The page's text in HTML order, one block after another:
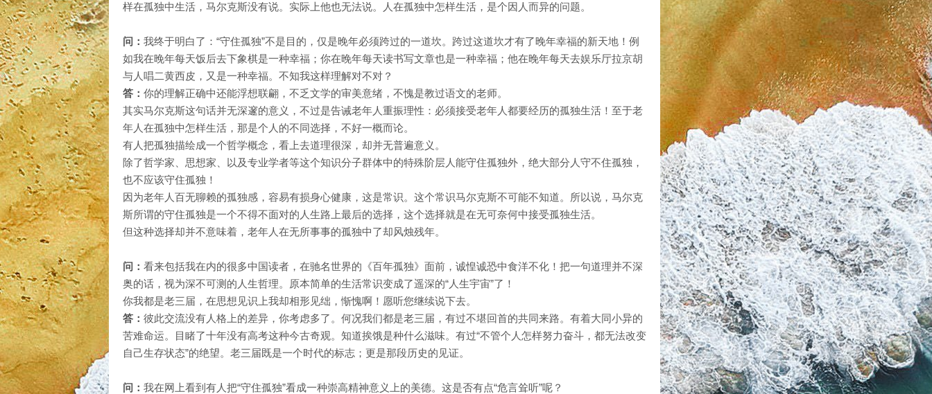
样在孤独中生活，马尔克斯没有说。实际上他也无法说。人在孤独中怎样生活，是个因人而异的问题。
问： 我终于明白了：“守住孤独”不是目的，仅是晚年必须跨过的一道坎。跨过这道坎才有了晚年幸福的新天地！例
如我在晚年每天饭后去下象棋是一种幸福；你在晚年每天读书写文章也是一种幸福；他在晚年每天去娱乐厅拉京胡
与人唱二黄西皮，又是一种幸福。不知我这样理解对不对？
答： 你的理解正确中还能浮想联翩，不乏文学的审美意绪，不愧是教过语文的老师。
其实马尔克斯这句话并无深邃的意义，不过是告诫老年人重振理性：必须接受老年人都要经历的孤独生活！至于老
年人在孤独中怎样生活，那是个人的不同选择，不好一概而论。
有人把孤独描绘成一个哲学概念，看上去道理很深，却并无普遍意义。
除了哲学家、思想家、以及专业学者等这个知识分子群体中的特殊阶层人能守住孤独外，绝大部分人守不住孤独，
也不应该守住孤独！
因为老年人百无聊赖的孤独感，容易有损身心健康，这是常识。这个常识马尔克斯不可能不知道。所以说，马尔克
斯所谓的守住孤独是一个不得不面对的人生路上最后的选择，这个选择就是在无可奈何中接受孤独生活。
但这种选择却并不意味着，老年人在无所事事的孤独中了却风烛残年。
问： 看来包括我在内的很多中国读者，在驰名世界的《百年孤独》面前，诚惶诚恐中食洋不化！把一句道理并不深
奥的话，视为深不可测的人生哲理。原本简单的生活常识变成了遥深的“人生宇宙”了！
你我都是老三届，在思想见识上我却相形见绌，惭愧啊！愿听您继续说下去。
答： 彼此交流没有人格上的差异，你考虑多了。何况我们都是老三届，有过不堪回首的共同来路。有着大同小异的
苦难命运。目睹了十年没有高考这种今古奇观。知道挨饿是种什么滋味。有过“不管个人怎样努力奋斗，都无法改变
自己生存状态”的绝望。老三届既是一个时代的标志；更是那段历史的见证。
问： 我在网上看到有人把“守住孤独”看成一种崇高精神意义上的美德。这是否有点“危言耸听”呢？